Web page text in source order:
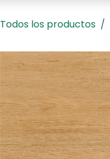
Todos los productos